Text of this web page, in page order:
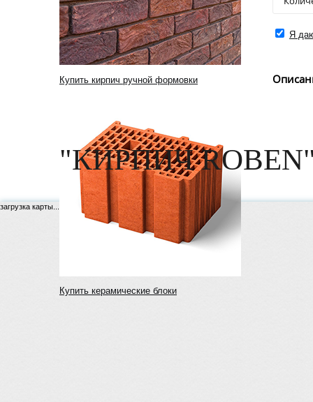
Купить кирпич ручной формовки
Купить керамические блоки
Я
"КИРПИЧ
загрузка карты...